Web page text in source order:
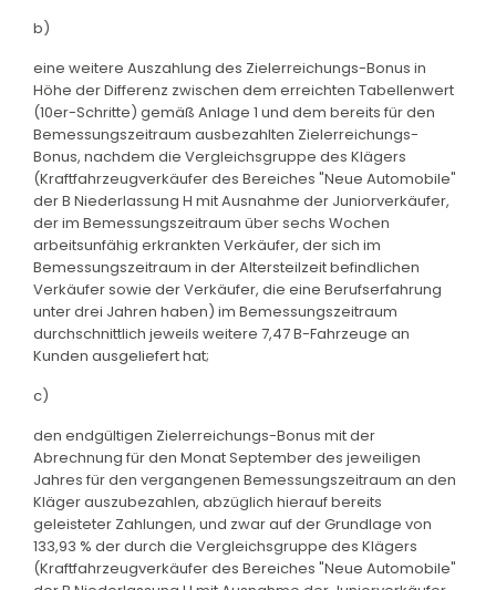
b)
eine weitere Auszahlung des Zielerreichungs-Bonus in
Höhe der Differenz zwischen dem erreichten Tabellenwert
(10er-Schritte) gemäß Anlage 1 und dem bereits für den
Bemessungszeitraum ausbezahlten Zielerreichungs-
Bonus, nachdem die Vergleichsgruppe des Klägers
(Kraftfahrzeugverkäufer des Bereiches "Neue Automobile"
der B Niederlassung H mit Ausnahme der Juniorverkäufer,
der im Bemessungszeitraum über sechs Wochen
arbeitsunfähig erkrankten Verkäufer, der sich im
Bemessungszeitraum in der Altersteilzeit befindlichen
Verkäufer sowie der Verkäufer, die eine Berufserfahrung
unter drei Jahren haben) im Bemessungszeitraum
durchschnittlich jeweils weitere 7,47 B-Fahrzeuge an
Kunden ausgeliefert hat;
c)
den endgültigen Zielerreichungs-Bonus mit der
Abrechnung für den Monat September des jeweiligen
Jahres für den vergangenen Bemessungszeitraum an den
Kläger auszubezahlen, abzüglich hierauf bereits
geleisteter Zahlungen, und zwar auf der Grundlage von
133,93 % der durch die Vergleichsgruppe des Klägers
(Kraftfahrzeugverkäufer des Bereiches "Neue Automobile"